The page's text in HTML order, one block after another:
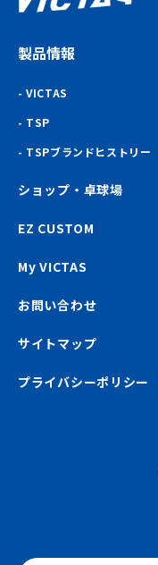
製品情報
VICTAS
TSP
TSPブランドヒストリー
ショップ・卓球場
EZ CUSTOM
My VICTAS
お問い合わせ
サイトマップ
プライバシーポリシー